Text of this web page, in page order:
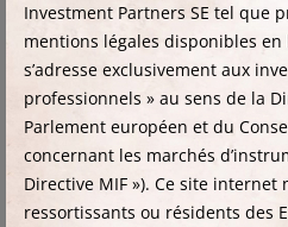
SCOR
spécialiste du
des prêts
NOTRE
Investment Partners SE tel que
mentions légales disponibles en
s’adresse exclusivement aux
professionnels » au sens de la
Parlement européen et du
concernant les marchés
Directive MIF »). Ce site internet
ressortissants ou résidents des